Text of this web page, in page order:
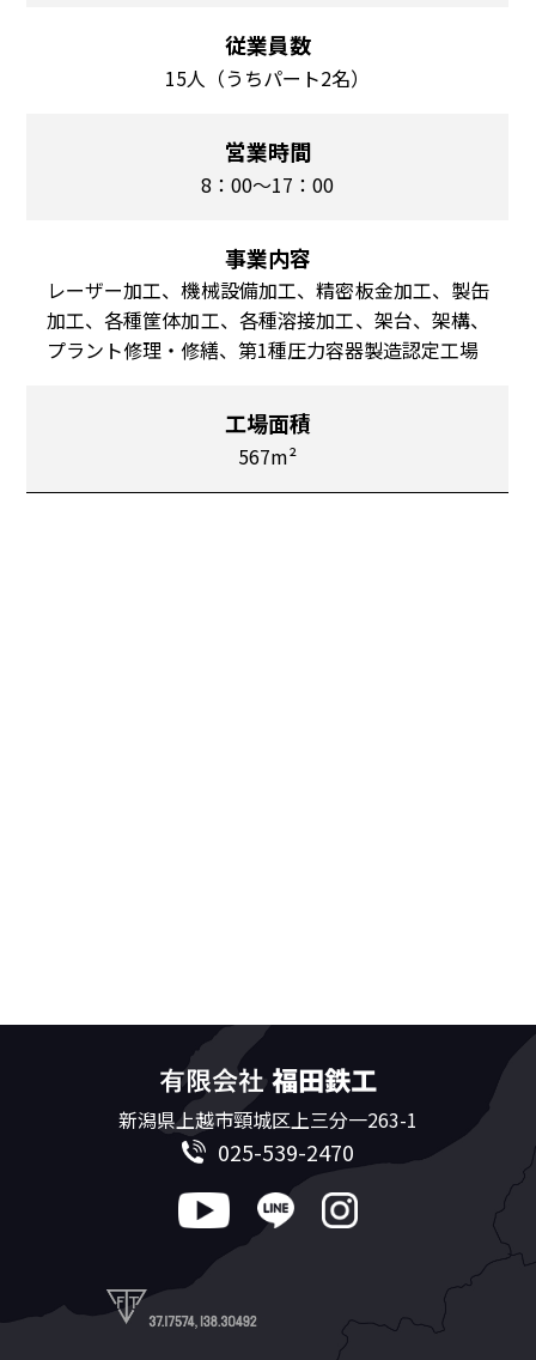
従業員数
15人（うちパート2名）
営業時間
8：00〜17：00
事業内容
レーザー加工、機械設備加工、精密板金加工、製缶
加工、各種筐体加工、各種溶接加工、架台、架構、
プラント修理・修繕、第1種圧力容器製造認定工場
工場面積
567m²
新潟県上越市頸城区上三分一263-1
025-539-2470